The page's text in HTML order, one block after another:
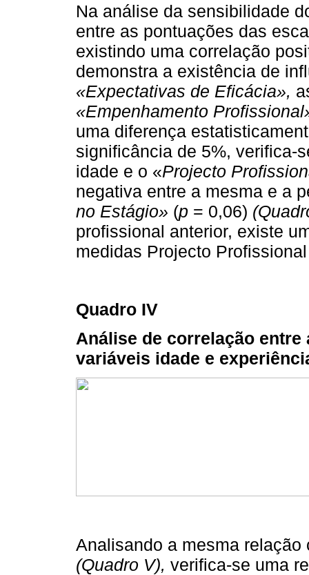
Na análise da sensibilidade
entre as pontuações das
existindo uma correlação
demonstra a existência de
«Expectativas de Eficácia»,
«Empenhamento
uma diferença
significância de 5%, verifica-
idade e o «Projecto
negativa entre a mesma e a
no Estágio» (p = 0,06)
profissional anterior, existe
medidas Projecto
Quadro IV
Análise de correlação entre
variáveis idade e
Analisando a mesma
(Quadro V), verifica-se uma